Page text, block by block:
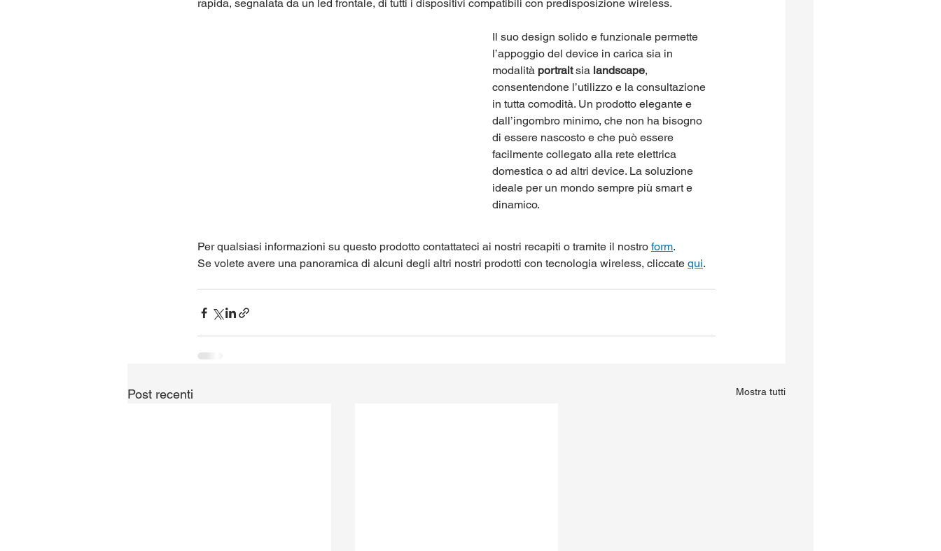
rapida, segnalata da un led frontale, di tutti i dispositivi compatibili con predisposizione wireless.
Il suo design solido e funzionale permette
l’appoggio del device in carica sia in
modalità portrait sia landscape,
consentendone l’utilizzo e la consultazione
in tutta comodità. Un prodotto elegante e
dall’ingombro minimo, che non ha bisogno
di essere nascosto e che può essere
facilmente collegato alla rete elettrica
domestica o ad altri device. La soluzione
ideale per un mondo sempre più smart e
dinamico.
Per qualsiasi informazioni su questo prodotto contattateci ai nostri recapiti o tramite il nostro form.
Se volete avere una panoramica di alcuni degli altri nostri prodotti con tecnologia wireless, cliccate qui.
Post recenti Mostra tutti